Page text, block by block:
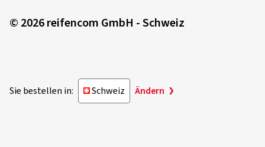
© 2026 reifencom GmbH - Schweiz
Sie bestellen in: Schweiz Ändern